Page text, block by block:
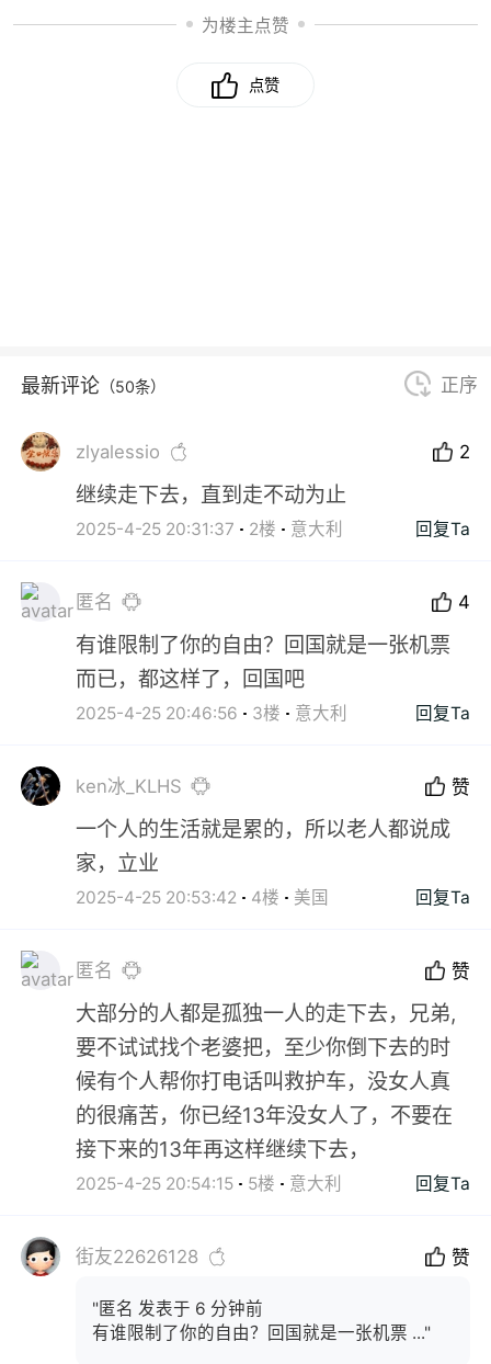
为楼主点赞
点赞
最新评论 （50条） 正序
zlyalessio 2
继续走下去，直到走不动为止
2025-4-25 20:31:37 2楼 意大利 回复Ta
匿名 4
有谁限制了你的自由？回国就是一张机票
而已，都这样了，回国吧
2025-4-25 20:46:56 3楼 意大利 回复Ta
ken冰_KLHS 赞
一个人的生活就是累的，所以老人都说成
家，立业
2025-4-25 20:53:42 4楼 美国 回复Ta
匿名 赞
大部分的人都是孤独一人的走下去，兄弟,
要不试试找个老婆把，至少你倒下去的时
候有个人帮你打电话叫救护车，没女人真
的很痛苦，你已经13年没女人了，不要在
接下来的13年再这样继续下去，
2025-4-25 20:54:15 5楼 意大利 回复Ta
街友22626128 赞
"匿名 发表于 6 分钟前
有谁限制了你的自由？回国就是一张机票 ..."